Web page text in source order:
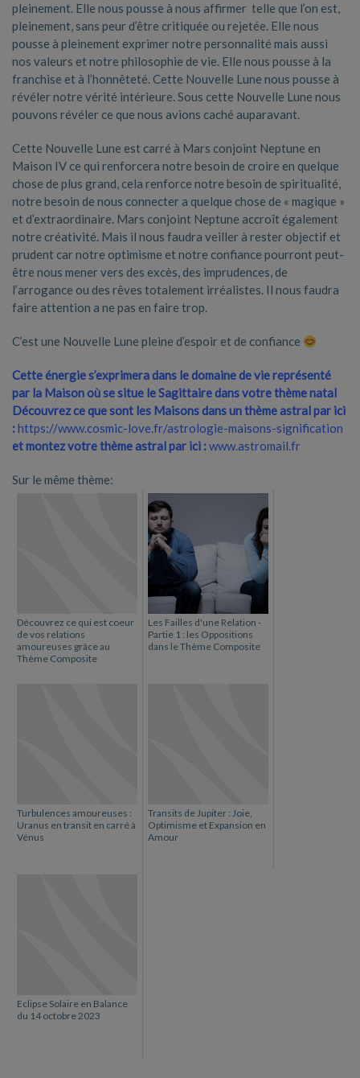
pleinement. Elle nous pousse à nous affirmer telle que l’on est,
pleinement, sans peur d’être critiquée ou rejetée. Elle nous
pousse à pleinement exprimer notre personnalité mais aussi
nos valeurs et notre philosophie de vie. Elle nous pousse à la
franchise et à l’honnêteté. Cette Nouvelle Lune nous pousse à
révéler notre vérité intérieure. Sous cette Nouvelle Lune nous
pouvons révéler ce que nous avions caché auparavant.
Cette Nouvelle Lune est carré à Mars conjoint Neptune en
Maison IV ce qui renforcera notre besoin de croire en quelque
chose de plus grand, cela renforce notre besoin de spiritualité,
notre besoin de nous connecter a quelque chose de « magique »
et d’extraordinaire. Mars conjoint Neptune accroît également
notre créativité. Mais il nous faudra veiller à rester objectif et
prudent car notre optimisme et notre confiance pourront peut-
être nous mener vers des excès, des imprudences, de
l’arrogance ou des rêves totalement irréalistes. Il nous faudra
faire attention a ne pas en faire trop.
C’est une Nouvelle Lune pleine d’espoir et de confiance
Cette énergie s’exprimera dans le domaine de vie représenté
par la Maison où se situe le Sagittaire dans votre thème natal
Découvrez ce que sont les Maisons dans un thème astral par ici
:https://www.cosmic-love.fr/astrologie-maisons-signification
et montez votre thème astral par ici :www.astromail.fr
Sur le même thème:
Découvrez ce qui est coeur
de vos relations
amoureuses grâce au
Thème Composite
Les Failles d'une Relation -
Partie 1 : les Oppositions
dans le Thème Composite
Turbulences amoureuses :
Uranus en transit en carré à
Vénus
Transits de Jupiter : Joie,
Optimisme et Expansion en
Amour
Eclipse Solaire en Balance
du 14 octobre 2023